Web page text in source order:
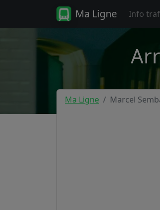
Ma Ligne Info
Ma Ligne Marcel